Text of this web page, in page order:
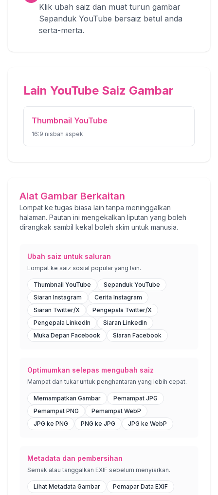
Klik ubah saiz dan muat turun gambar
Sepanduk YouTube bersaiz betul anda
serta-merta.
Lain YouTube Saiz Gambar
Thumbnail YouTube
16:9 nisbah aspek
Alat Gambar Berkaitan
Lompat ke tugas biasa lain tanpa meninggalkan
halaman. Pautan ini mengekalkan liputan yang boleh
dirangkak sambil kekal boleh skim untuk manusia.
Ubah saiz untuk saluran
Lompat ke saiz sosial popular yang lain.
Thumbnail YouTube
Sepanduk YouTube
Siaran Instagram
Cerita Instagram
Siaran Twitter/X
Pengepala Twitter/X
Pengepala LinkedIn
Siaran LinkedIn
Muka Depan Facebook
Siaran Facebook
Optimumkan selepas mengubah saiz
Mampat dan tukar untuk penghantaran yang lebih cepat.
Memampatkan Gambar
Pemampat JPG
Pemampat PNG
Pemampat WebP
JPG ke PNG
PNG ke JPG JPG ke WebP
Metadata dan pembersihan
Semak atau tanggalkan EXIF sebelum menyiarkan.
Lihat Metadata Gambar Pemapar Data EXIF